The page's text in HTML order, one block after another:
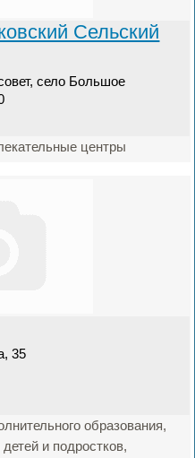
Сельский
село Большое
центры
35
образования,
и подростков,